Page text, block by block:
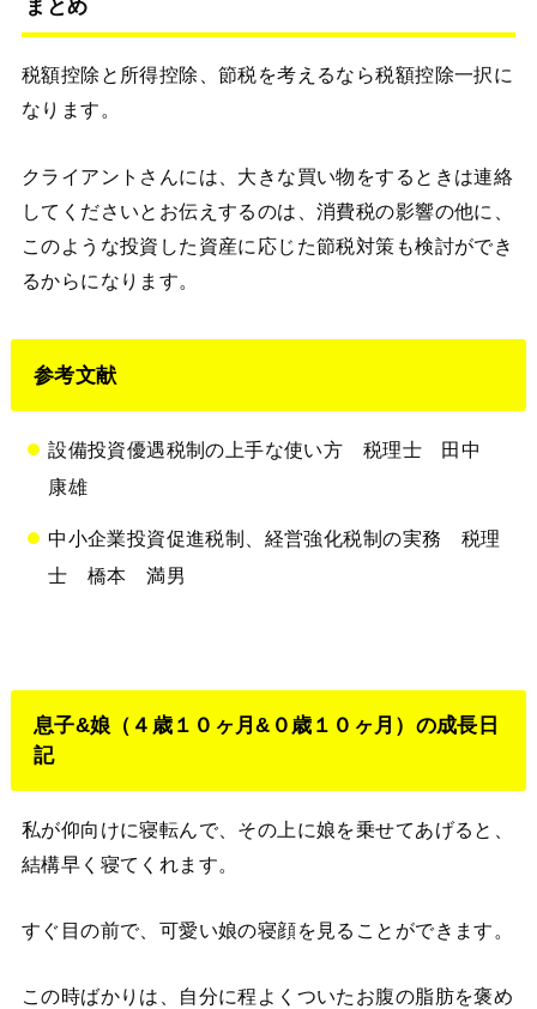
まとめ
税額控除と所得控除、節税を考えるなら税額控除一択に
なります。
クライアントさんには、大きな買い物をするときは連絡
してくださいとお伝えするのは、消費税の影響の他に、
このような投資した資産に応じた節税対策も検討ができ
るからになります。
参考文献
設備投資優遇税制の上手な使い方 税理士 田中
康雄
中小企業投資促進税制、経営強化税制の実務 税理
士 橋本 満男
息子&娘（４歳１０ヶ月&０歳１０ヶ月）の成長日
記
私が仰向けに寝転んで、その上に娘を乗せてあげると、
結構早く寝てくれます。
すぐ目の前で、可愛い娘の寝顔を見ることができます。
この時ばかりは、自分に程よくついたお腹の脂肪を褒め